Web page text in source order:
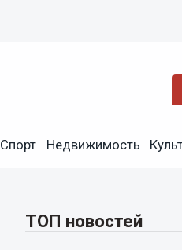
Спорт Недвижимость
ТОП новостей